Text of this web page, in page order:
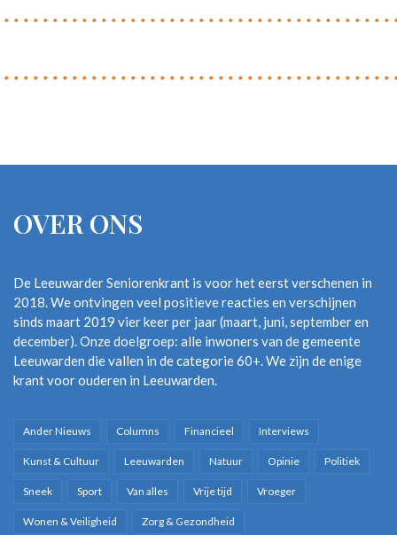
OVER ONS
De Leeuwarder Seniorenkrant is voor het eerst verschenen in
2018. We ontvingen veel positieve reacties en verschijnen
sinds maart 2019 vier keer per jaar (maart, juni, september en
december). Onze doelgroep: alle inwoners van de gemeente
Leeuwarden die vallen in de categorie 60+. We zijn de enige
krant voor ouderen in Leeuwarden.
Ander Nieuws Columns Financieel Interviews
Kunst & Cultuur Leeuwarden Natuur Opinie Politiek
Sneek Sport Van alles Vrije tijd Vroeger
Wonen & Veiligheid Zorg & Gezondheid